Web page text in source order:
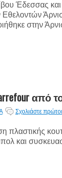
Έδεσσας και
Εθελοντών
στην
Σχολιάστε
πλαστικής
και